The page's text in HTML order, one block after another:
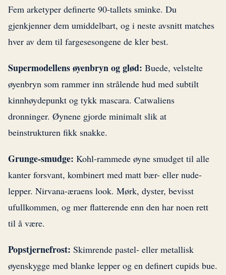
Fem arketyper definerte 90-tallets sminke. Du
gjenkjenner dem umiddelbart, og i neste avsnitt matches
hver av dem til fargesesongene de kler best.
Supermodellens øyenbryn og glød: Buede, velstelte
øyenbryn som rammer inn strålende hud med subtilt
kinnhøydepunkt og tykk mascara. Catwaliens
dronninger. Øynene gjorde minimalt slik at
beinstrukturen fikk snakke.
Grunge-smudge: Kohl-rammede øyne smudget til alle
kanter forsvant, kombinert med matt bær- eller nude-
lepper. Nirvana-æraens look. Mørk, dyster, bevisst
ufullkommen, og mer flatterende enn den har noen rett
til å være.
Popstjernefrost: Skimrende pastel- eller metallisk
øyenskygge med blanke lepper og en definert cupids bue.